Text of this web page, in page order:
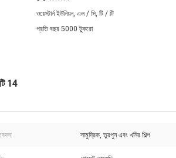
ওয়েস্টার্ন ইউনিয়ন, এল / সি, টি / টি
প্রতি বছর 5000 টুকরো
14
সামুদ্রিক, তুরপুন এবং খনির শিল্প